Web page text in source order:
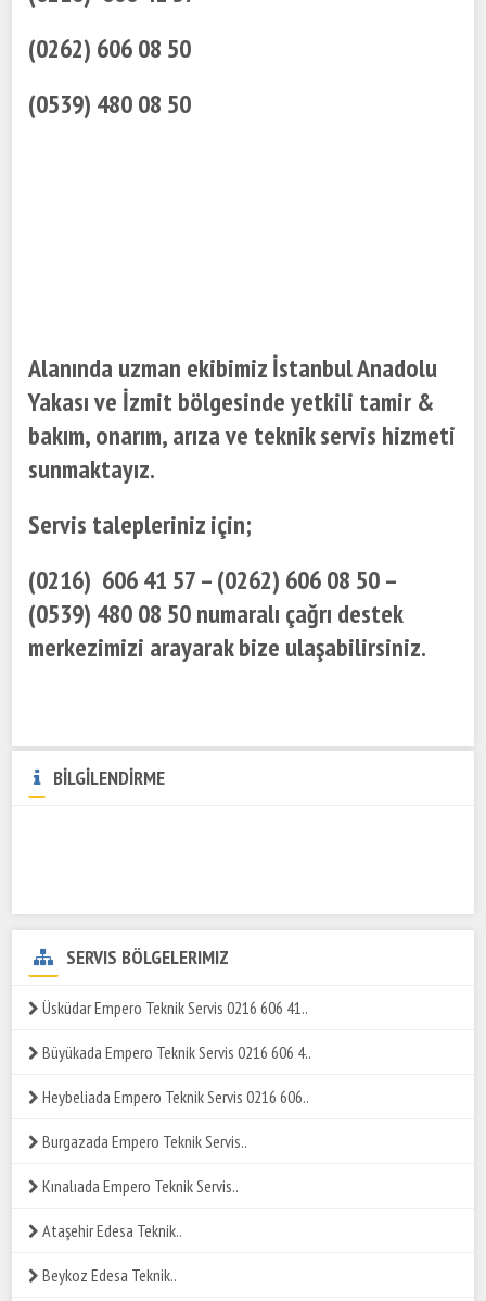
(0262) 606 08 50
(0539) 480 08 50
Alanında uzman ekibimiz İstanbul Anadolu
Yakası ve İzmit bölgesinde yetkili tamir &
bakım, onarım, arıza ve teknik servis hizmeti
sunmaktayız.
Servis talepleriniz için;
(0216) 606 41 57 – (0262) 606 08 50 –
(0539) 480 08 50 numaralı çağrı destek
merkezimizi arayarak bize ulaşabilirsiniz.
BİLGİLENDİRME
SERVIS BÖLGELERIMIZ
Üsküdar Empero Teknik Servis 0216 606 41..
Büyükada Empero Teknik Servis 0216 606 4..
Heybeliada Empero Teknik Servis 0216 606..
Burgazada Empero Teknik Servis..
Kınalıada Empero Teknik Servis..
Ataşehir Edesa Teknik..
Beykoz Edesa Teknik..